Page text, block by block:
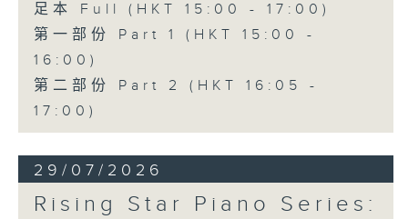
足本 Full (HKT 15:00 - 17:00)
第一部份 Part 1 (HKT 15:00 -
16:00)
第二部份 Part 2 (HKT 16:05 -
17:00)
29/07/2026
Rising Star Piano Series: